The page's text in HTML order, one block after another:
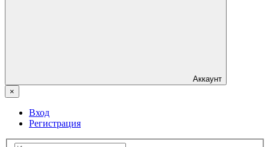
Аккаунт
×
Вход
Регистрация